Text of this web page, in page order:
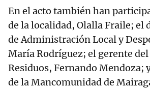
En el acto también han
de la localidad, Olalla Fraile; el
de Administración Local y
María Rodríguez; el gerente
Residuos, Fernando Mendoza;
de la Mancomunidad de